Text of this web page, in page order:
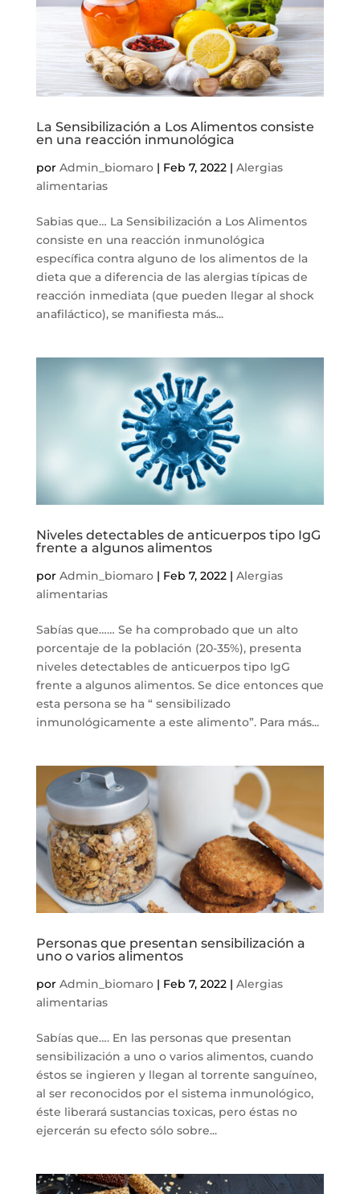
La Sensibilización a Los Alimentos consiste
en una reacción inmunológica
por Admin_biomaro| Feb 7, 2022| Alergias
alimentarias
Sabias que… La Sensibilización a Los Alimentos
consiste en una reacción inmunológica
específica contra alguno de los alimentos de la
dieta que a diferencia de las alergias típicas de
reacción inmediata (que pueden llegar al shock
anafiláctico), se manifiesta más...
Niveles detectables de anticuerpos tipo IgG
frente a algunos alimentos
por Admin_biomaro| Feb 7, 2022| Alergias
alimentarias
Sabías que…… Se ha comprobado que un alto
porcentaje de la población (20-35%), presenta
niveles detectables de anticuerpos tipo IgG
frente a algunos alimentos. Se dice entonces que
esta persona se ha “ sensibilizado
inmunológicamente a este alimento”. Para más...
Personas que presentan sensibilización a
uno o varios alimentos
por Admin_biomaro| Feb 7, 2022| Alergias
alimentarias
Sabías que…. En las personas que presentan
sensibilización a uno o varios alimentos, cuando
éstos se ingieren y llegan al torrente sanguíneo,
al ser reconocidos por el sistema inmunológico,
éste liberará sustancias toxicas, pero éstas no
ejercerán su efecto sólo sobre...